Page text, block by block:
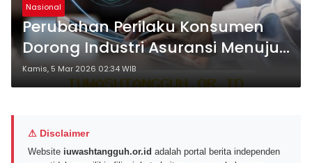
Nasional
Perubahan Perilaku Konsumen
Dorong Industri Asuransi Menuju
Transformasi Digital
Kamis, 5 Mar 2026 02:34 WIB
⚠ Disclaimer
Website iuwashtangguh.or.id adalah portal berita independen